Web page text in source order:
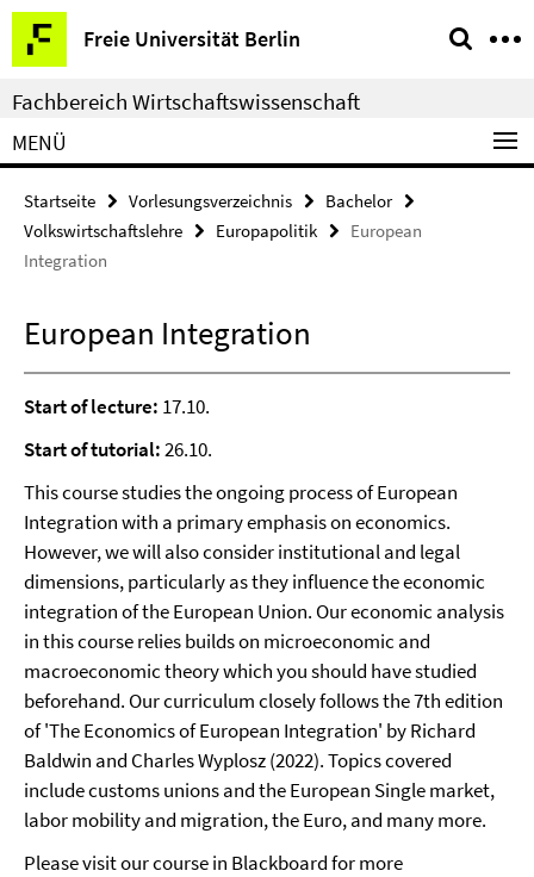
Springe
direkt
zu
Inhalt
Freie Universität Berlin
Service-
Navigation
Fachbereich Wirtschaftswissenschaft
MENÜ
Startseite Vorlesungsverzeichnis
Bachelor
Volkswirtschaftslehre
Europapolitik
European
Integration
European Integration
Start of lecture: 17.10.
Start of tutorial:26.10.
This course studies the ongoing process of European
Integration with a primary emphasis on economics.
However, we will also consider institutional and legal
dimensions, particularly as they influence the economic
integration of the European Union. Our economic analysis
in this course relies builds on microeconomic and
macroeconomic theory which you should have studied
beforehand. Our curriculum closely follows the 7th edition
of 'The Economics of European Integration' by Richard
Baldwin and Charles Wyplosz (2022). Topics covered
include customs unions and the European Single market,
labor mobility and migration, the Euro, and many more.
Please visit our course in Blackboard for more